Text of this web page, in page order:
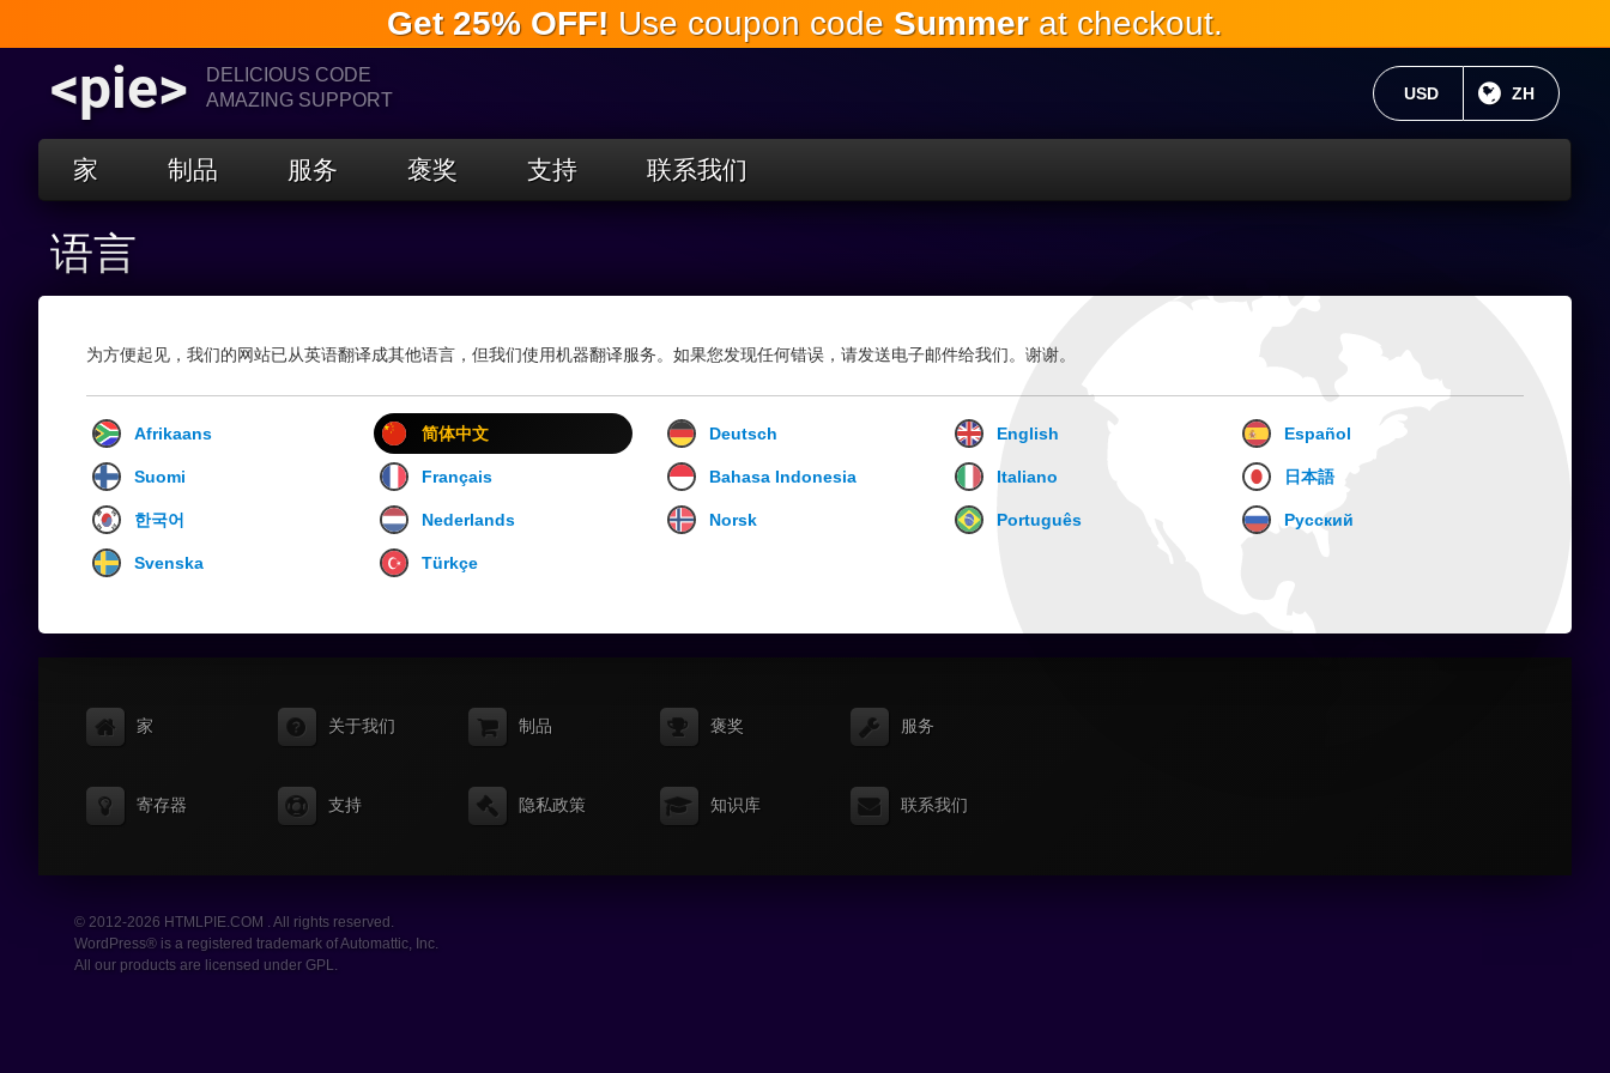
跳
到
容
Get 25% OFF! Use coupon code Summerat checkout.
<pie>
DELICIOUS CODE
AMAZING SUPPORT
目前语言:
ZH
当前货币：
USD
家 制品 服务 褒奖 支持 联系我们
语言
为方便起见，我们的网站已从英语翻译成其他语言，但我们使用机器翻译服务。如果您发现任何错误，请发送电子邮件给我们。谢谢。
Afrikaans 简体中文 Deutsch English Español
Suomi Français Bahasa Indonesia Italiano 日本語
한국어 Nederlands Norsk Português Русский
Svenska Türkçe
家 关于我们 制品 褒奖 服务
寄存器 支持 隐私政策 知识库 联系我们
© 2012-2026 HTMLPIE.COM . All rights reserved.
WordPress® is a registered trademark of Automattic, Inc.
All our products are licensed under GPL.